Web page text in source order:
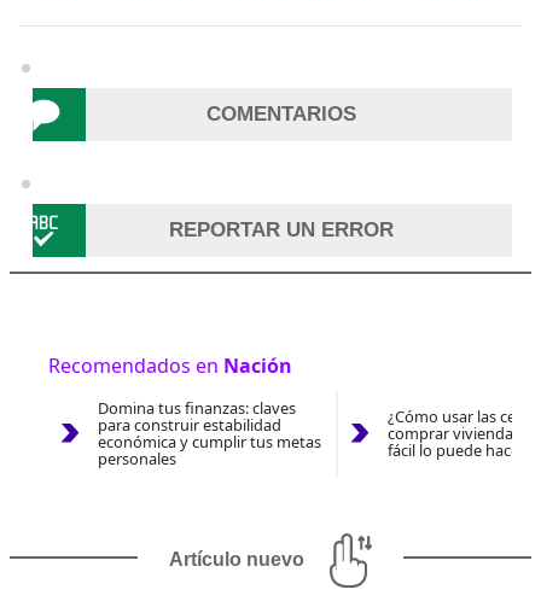
COMENTARIOS
REPORTAR UN ERROR
Recomendados en Nación
Domina tus finanzas: claves
para construir estabilidad
económica y cumplir tus metas
personales
¿Cómo usar las
comprar vivienda
fácil lo puede hacer
Artículo nuevo